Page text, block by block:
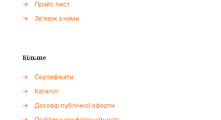
→
Прайс лист
→
Зв'язок з нами
Більше
→
Сертифікати
→
Каталог
→
Договір публічної оферти